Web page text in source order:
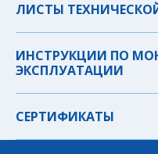
ЛИСТЫ
ИНСТРУКЦИИ ПО
ЭКСПЛУАТАЦИИ
СЕРТИФИКАТЫ